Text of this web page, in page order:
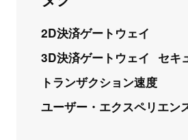
2D決済ゲートウェイ
3D決済ゲートウェイ
セキ
トランザクション速度
ユーザー・エクスペリエン